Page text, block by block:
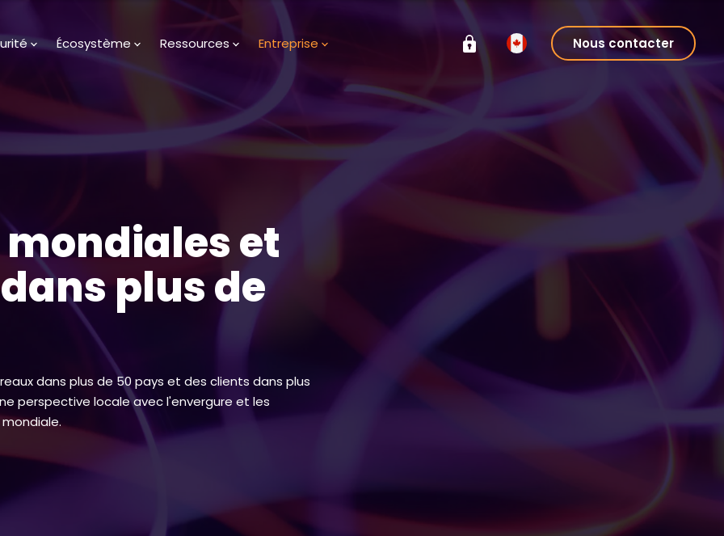
Écosystème Ressources Entreprise Nous contacter
et
plus de
dans plus de 50 pays et des clients dans plus
perspective locale avec l'envergure et les